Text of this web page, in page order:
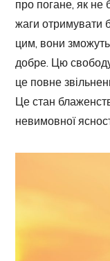
про погане, як не
жаги отримувати
цим, вони
добре. Цю
це повне
Це стан
невимовної